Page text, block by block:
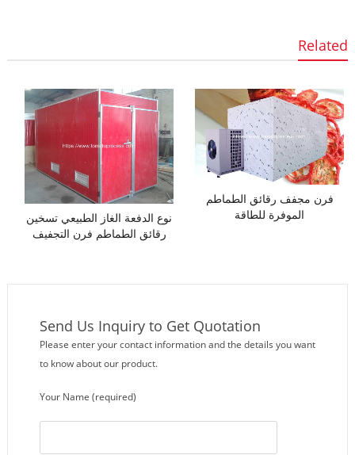
Related
نوع الدفعة الغاز الطبيعي تسخين
رقائق الطماطم فرن التجفيف
فرن مجفف رقائق الطماطم
الموفرة للطاقة
Send Us Inquiry to Get Quotation
Please enter your contact information and the details you want
to know about our product.
Your Name (required)